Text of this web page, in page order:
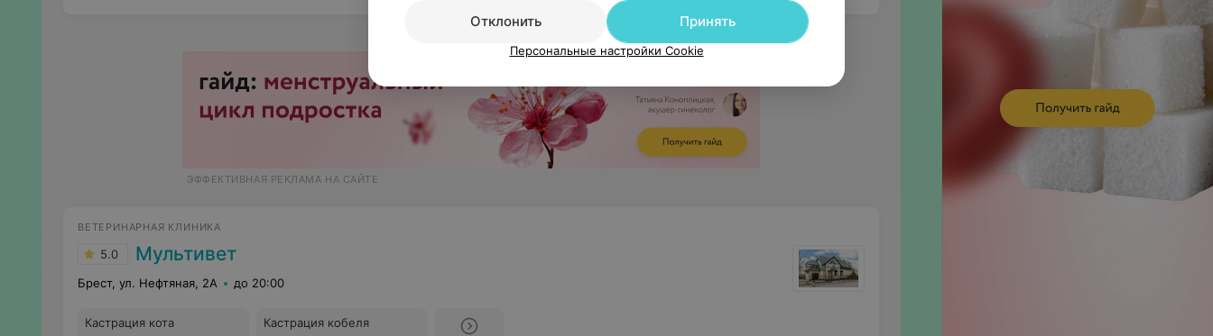
ЭФФЕКТИВНАЯ РЕКЛАМА НА САЙТЕ
ВЕТЕРИНАРНАЯ КЛИНИКА
5.0 Мультивет
Брест, ул. Нефтяная, 2А до 20:00
Кастрация кота Кастрация кобеля
Отклонить
Принять
Персональные настройки Cookie